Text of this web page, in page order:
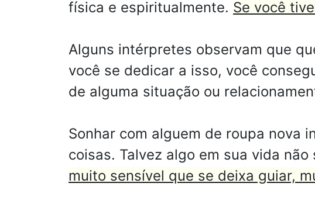
física e espiritualmente. Se você
Alguns intérpretes observam que
você se dedicar a isso, você
de alguma situação ou
Sonhar com alguem de roupa nova
coisas. Talvez algo em sua vida
muito sensível que se deixa guiar,